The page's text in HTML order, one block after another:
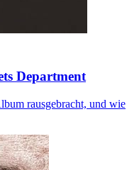
Department
rausgebracht, und wie